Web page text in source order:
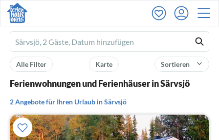
Ferienhausmiete
logo
Sortieren
Karte
Alle Filter
Ferienwohnungen und Ferienhäuser in Särvsjö
2 Angebote für Ihren Urlaub in Särvsjö